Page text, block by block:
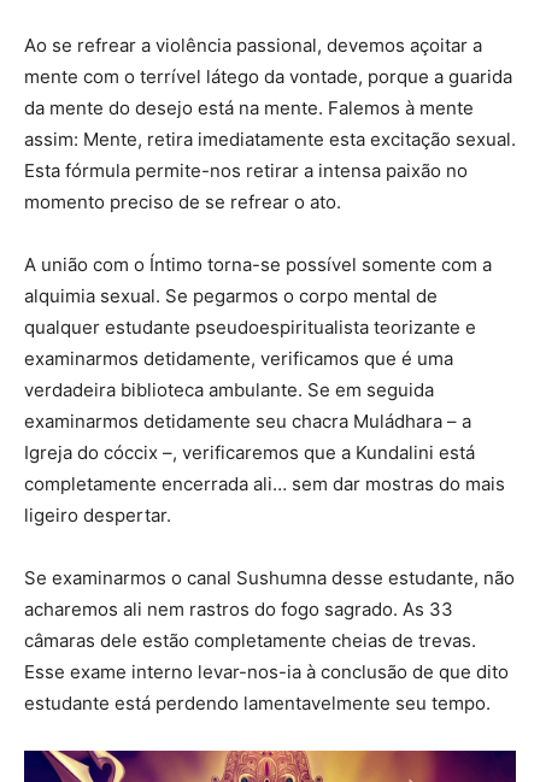
Ao se refrear a violência passional, devemos açoitar a
mente com o terrível látego da vontade, porque a guarida
da mente do desejo está na mente. Falemos à mente
assim: Mente, retira imediatamente esta excitação sexual.
Esta fórmula permite-nos retirar a intensa paixão no
momento preciso de se refrear o ato.
A união com o Íntimo torna-se possível somente com a
alquimia sexual. Se pegarmos o corpo mental de
qualquer estudante pseudoespiritualista teorizante e
examinarmos detidamente, verificamos que é uma
verdadeira biblioteca ambulante. Se em seguida
examinarmos detidamente seu chacra Muládhara – a
Igreja do cóccix –, verificaremos que a Kundalini está
completamente encerrada ali… sem dar mostras do mais
ligeiro despertar.
Se examinarmos o canal Sushumna desse estudante, não
acharemos ali nem rastros do fogo sagrado. As 33
câmaras dele estão completamente cheias de trevas.
Esse exame interno levar-nos-ia à conclusão de que dito
estudante está perdendo lamentavelmente seu tempo.